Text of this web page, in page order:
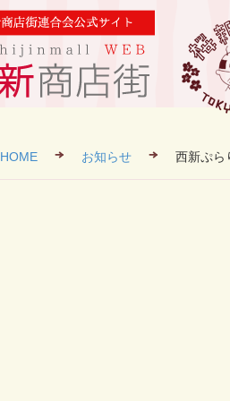
HOME お知らせ 西新ぷら